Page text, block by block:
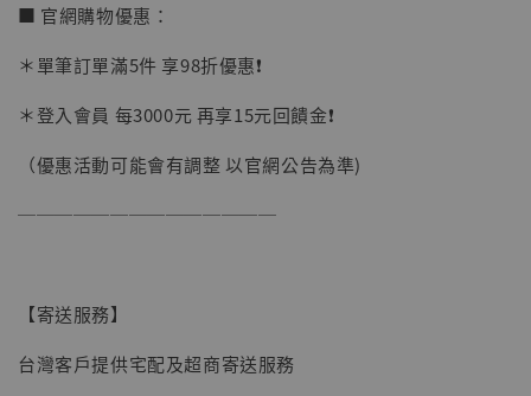
■ 官網購物優惠：
＊單筆訂單滿5件 享98折優惠❗️
＊登入會員 每3000元 再享15元回饋金❗️
（優惠活動可能會有調整 以官網公告為準)
──────────────
【寄送服務】
台灣客戶提供宅配及超商寄送服務